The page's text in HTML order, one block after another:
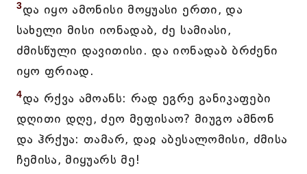
3და იყო ამონისი მოყუასი ერთი, და
სახელი მისი იონადაბ, ძე სამიასი,
ძმისწული დავითისი. და იონადაბ ბრძენი
იყო ფრიად.
4და რქვა ამოანს: რად ეგრე განიკაფები
დღითი დღე, ძეო მეფისაო? მიუგო ამნონ
და ჰრქუა: თამარ, დაჲ აბესალომისი, ძმისა
ჩემისა, მიყუარს მე!